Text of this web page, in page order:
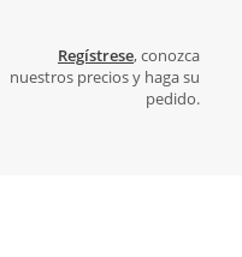
Regístrese, conozca
nuestros precios y haga su
pedido.